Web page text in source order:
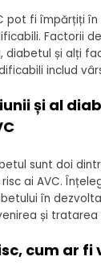
pot fi împărțiți
Factorii
diabetul și alți
includ
și al
sunt doi
ai AVC.
în
și
cum ar fi